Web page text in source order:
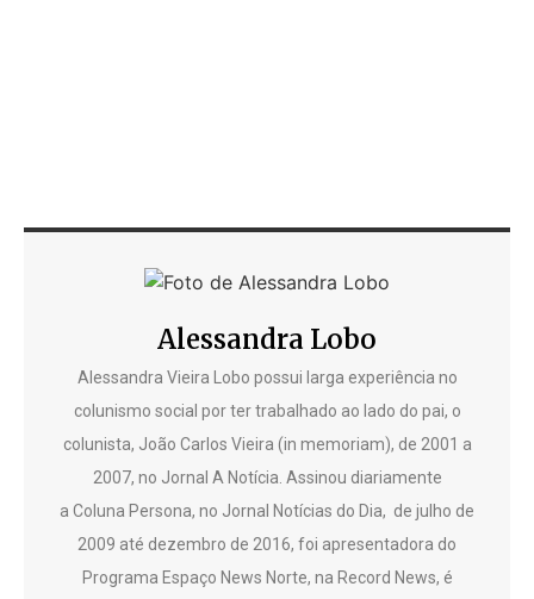
Alessandra Lobo
Alessandra Vieira Lobo possui larga experiência no
colunismo social por ter trabalhado ao lado do pai, o
colunista, João Carlos Vieira (in memoriam), de 2001 a
2007, no Jornal A Notícia. Assinou diariamente
a Coluna Persona, no Jornal Notícias do Dia, de julho de
2009 até dezembro de 2016, foi apresentadora do
Programa Espaço News Norte, na Record News, é